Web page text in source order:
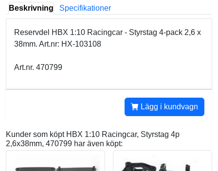
Beskrivning Specifikationer
Reservdel HBX 1:10 Racingcar - Styrstag 4-pack 2,6 x
38mm. Art.nr: HX-103108
Art.nr. 470799
Lägg i kundvagn
Kunder som köpt HBX 1:10 Racingcar, Styrstag 4p
2,6x38mm, 470799 har även köpt: